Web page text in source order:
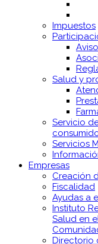
Impuestos
Salud y
Servicio
Servicios
Empresas
Creación
Fiscalidad
Ayudas a
Instituto
Salud en
Directorio